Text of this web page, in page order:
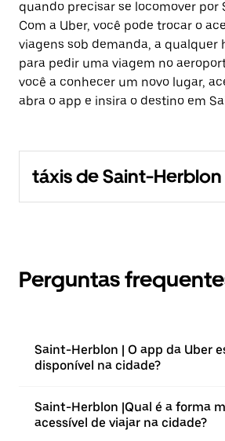
quando precisar se locomover por
Com a Uber, você pode trocar o
viagens sob demanda, a qualquer
para pedir uma viagem no
você a conhecer um novo lugar,
abra o app e insira o destino em
táxis de Saint-Herblon
Perguntas
Saint-Herblon | O app da Uber
disponível na cidade?
Saint-Herblon |⁠Qual é a forma
acessível de viajar na cidade?